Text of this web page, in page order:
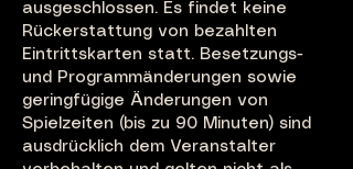
ausgeschlossen. Es findet keine
Rückerstattung von bezahlten
Eintrittskarten statt. Besetzungs-
und Programmänderungen sowie
geringfügige Änderungen von
Spielzeiten (bis zu 90 Minuten) sind
ausdrücklich dem Veranstalter